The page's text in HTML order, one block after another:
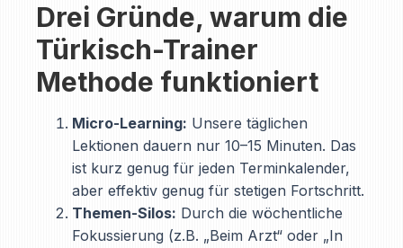
Drei Gründe, warum die
Türkisch-Trainer
Methode funktioniert
Micro-Learning: Unsere täglichen
Lektionen dauern nur 10–15 Minuten. Das
ist kurz genug für jeden Terminkalender,
aber effektiv genug für stetigen Fortschritt.
Themen-Silos: Durch die wöchentliche
Fokussierung (z.B. „Beim Arzt“ oder „In